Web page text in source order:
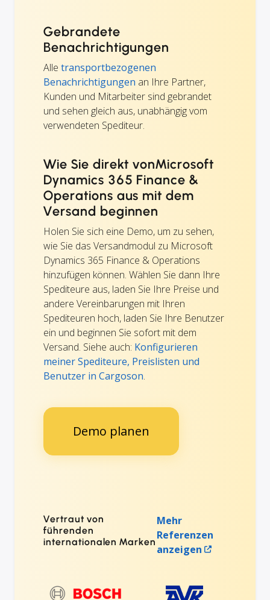
Gebrandete
Benachrichtigungen
Alle transportbezogenen
Benachrichtigungen an Ihre Partner,
Kunden und Mitarbeiter sind gebrandet
und sehen gleich aus, unabhängig vom
verwendeten Spediteur.
Wie Sie direkt vonMicrosoft
Dynamics 365 Finance &
Operations aus mit dem
Versand beginnen
Holen Sie sich eine Demo, um zu sehen,
wie Sie das Versandmodul zu Microsoft
Dynamics 365 Finance & Operations
hinzufügen können. Wählen Sie dann Ihre
Spediteure aus, laden Sie Ihre Preise und
andere Vereinbarungen mit Ihren
Spediteuren hoch, laden Sie Ihre Benutzer
ein und beginnen Sie sofort mit dem
Versand. Siehe auch: Konfigurieren
meiner Spediteure, Preislisten und
Benutzer in Cargoson.
Demo planen
Vertraut von
führenden
internationalen Marken
Mehr
Referenzen
anzeigen